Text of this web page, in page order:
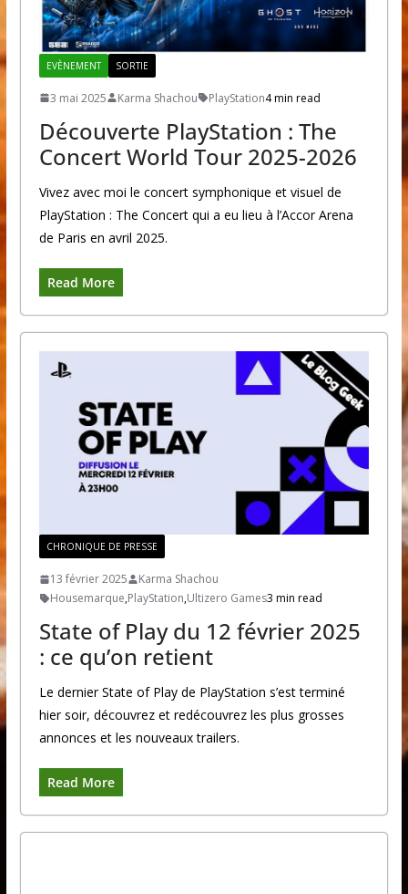
EVÈNEMENT SORTIE
3 mai 2025 Karma Shachou PlayStation4 min read
Découverte PlayStation : The
Concert World Tour 2025-2026
Vivez avec moi le concert symphonique et visuel de
PlayStation : The Concert qui a eu lieu à l’Accor Arena
de Paris en avril 2025.
Read More
CHRONIQUE DE PRESSE
13 février 2025
Karma Shachou
Housemarque,PlayStation,Ultizero Games3 min read
State of Play du 12 février 2025
: ce qu’on retient
Le dernier State of Play de PlayStation s’est terminé
hier soir, découvrez et redécouvrez les plus grosses
annonces et les nouveaux trailers.
Read More